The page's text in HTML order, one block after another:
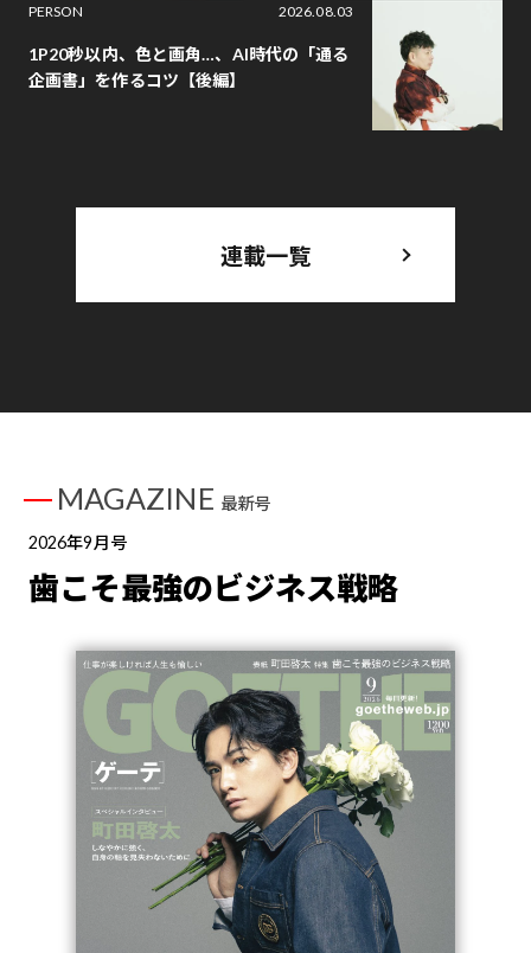
PERSON
2026.08.03
1P20秒以内、色と画角…、AI時代の「通る
企画書」を作るコツ【後編】
連載一覧
MAGAZINE 最新号
2026年9月号
歯こそ最強のビジネス戦略